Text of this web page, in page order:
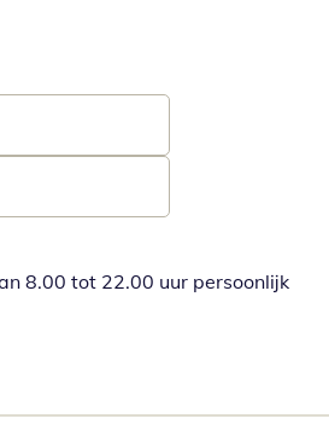
8.00 tot 22.00 uur persoonlijk